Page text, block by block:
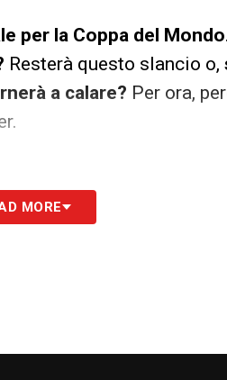
per la Coppa del Mondo
Resterà questo slancio o,
a calare? Per ora,
MORE